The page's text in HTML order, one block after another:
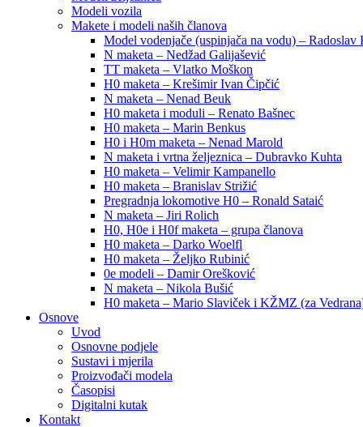
Modeli vozila
Makete i modeli naših članova
Model vodenjače (uspinjača na vodu) – Radoslav
N maketa – Nedžad Galijašević
TT maketa – Vlatko Moškon
H0 maketa – Krešimir Ivan Čipčić
N maketa – Nenad Beuk
H0 maketa i moduli – Renato Bašnec
H0 maketa – Marin Benkus
H0 i H0m maketa – Nenad Marold
N maketa i vrtna željeznica – Dubravko Kuhta
H0 maketa – Velimir Kampanello
H0 maketa – Branislav Strižić
Pregradnja lokomotive H0 – Ronald Sataić
N maketa – Jiri Rolich
H0, H0e i H0f maketa – grupa članova
H0 maketa – Darko Woelfl
H0 maketa – Željko Rubinić
0e modeli – Damir Orešković
N maketa – Nikola Bušić
H0 maketa – Mario Slaviček i KŽMZ (za
Osnove
Uvod
Osnovne podjele
Sustavi i mjerila
Proizvođači modela
Časopisi
Digitalni kutak
Kontakt